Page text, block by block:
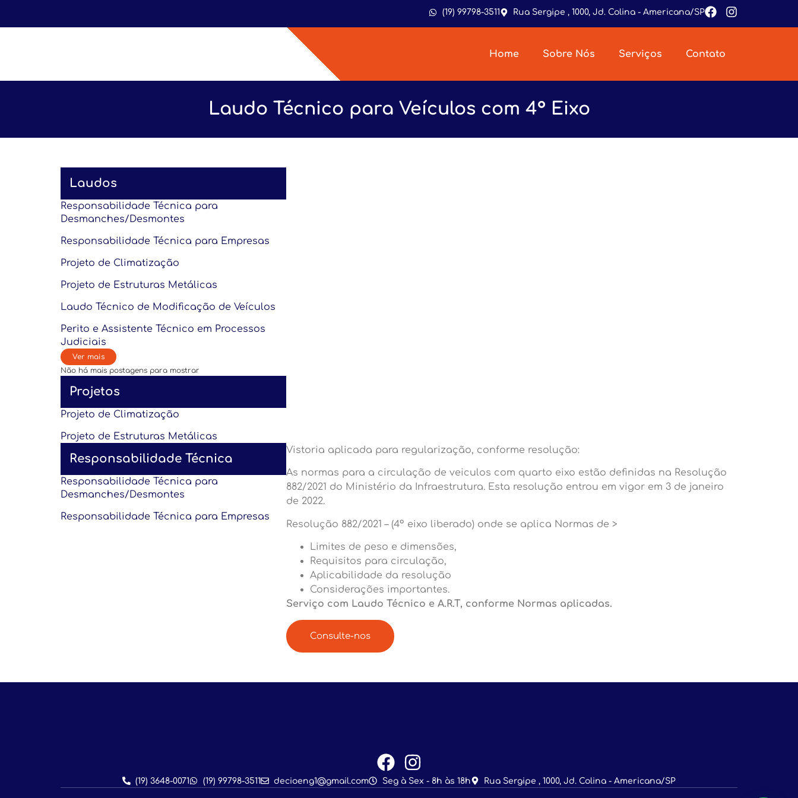
(19) 99798-3511 Rua Sergipe , 1000, Jd. Colina - Americana/SP
Home Sobre Nós Serviços Contato
Laudo Técnico para Veículos com 4° Eixo
Laudos
Responsabilidade Técnica para
Desmanches/Desmontes
Responsabilidade Técnica para Empresas
Projeto de Climatização
Projeto de Estruturas Metálicas
Laudo Técnico de Modificação de Veículos
Perito e Assistente Técnico em Processos
Judiciais
Ver mais
Não há mais postagens para mostrar
Projetos
Projeto de Climatização
Projeto de Estruturas Metálicas
Responsabilidade Técnica
Responsabilidade Técnica para
Desmanches/Desmontes
Responsabilidade Técnica para Empresas
Vistoria aplicada para regularização, conforme resolução:
As normas para a circulação de veiculos com quarto eixo estão definidas na Resolução
882/2021 do Ministério da Infraestrutura. Esta resolução entrou em vigor em 3 de janeiro
de 2022.
Resolução 882/2021 – (4º eixo liberado) onde se aplica Normas de >
Limites de peso e dimensões,
Requisitos para circulação,
Aplicabilidade da resolução
Considerações importantes.
Serviço com Laudo Técnico e A.R.T, conforme Normas aplicadas.
Consulte-nos
(19) 3648-0071 (19) 99798-3511 decioeng1@gmail.com Seg à Sex - 8h às 18h Rua Sergipe , 1000, Jd. Colina - Americana/SP